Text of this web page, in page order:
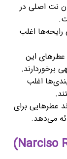
نت اصلی در
اغلب
عطرهای این
برخوردارند.
اغلب
عطرهایی برای
می‌دهد.
رایحه عطر و ادکلن (Narciso Rodriguez)